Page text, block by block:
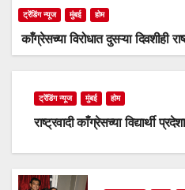
ट्रेंडिंग न्यूज मुंबई होम
काँग्रेसच्या विरोधात दुसऱ्या दिवशीही
ट्रेंडिंग न्यूज मुंबई होम
राष्ट्रवादी काँग्रेसच्या विद्यार्थी